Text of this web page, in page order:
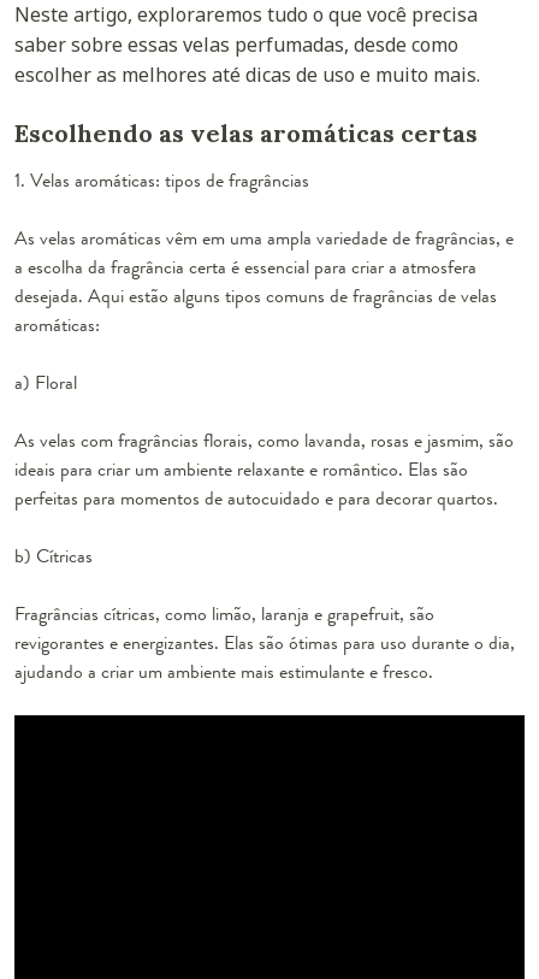
Neste artigo, exploraremos tudo o que você precisa
saber sobre essas velas perfumadas, desde como
escolher as melhores até dicas de uso e muito mais.
Escolhendo as velas aromáticas certas
1. Velas aromáticas: tipos de fragrâncias
As velas aromáticas vêm em uma ampla variedade de fragrâncias, e
a escolha da fragrância certa é essencial para criar a atmosfera
desejada. Aqui estão alguns tipos comuns de fragrâncias de velas
aromáticas:
a) Floral
As velas com fragrâncias florais, como lavanda, rosas e jasmim, são
ideais para criar um ambiente relaxante e romântico. Elas são
perfeitas para momentos de autocuidado e para decorar quartos.
b) Cítricas
Fragrâncias cítricas, como limão, laranja e grapefruit, são
revigorantes e energizantes. Elas são ótimas para uso durante o dia,
ajudando a criar um ambiente mais estimulante e fresco.